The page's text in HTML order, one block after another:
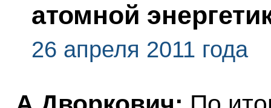
атомной
26 апреля 2011 года